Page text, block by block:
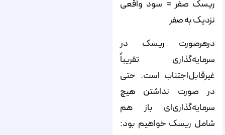
ریسک صفر = سود واقعی
نزدیک به صفر
درهرصورت ریسک در
سرمایه‌گذاری تقریباً
غیرقابل‌اجتناب است. حتی
در صورت نداشتن هیچ
سرمایه‌گذاری‌ای باز هم
شامل ریسک خواهیم بود: